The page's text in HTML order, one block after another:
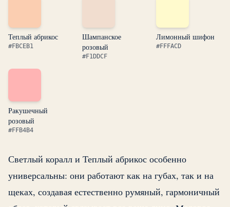
Теплый абрикос
#FBCEB1
Шампанское
розовый
#F1DDCF
Лимонный шифон
#FFFACD
Ракушечный
розовый
#FFB4B4
Светлый коралл и Теплый абрикос особенно
универсальны: они работают как на губах, так и на
щеках, создавая естественно румяный, гармоничный